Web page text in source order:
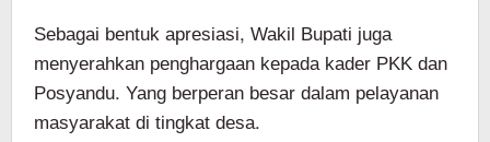
Sebagai bentuk apresiasi, Wakil Bupati juga
menyerahkan penghargaan kepada kader PKK dan
Posyandu. Yang berperan besar dalam pelayanan
masyarakat di tingkat desa.